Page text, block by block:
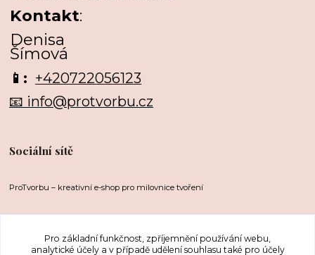
Kontakt:
Denisa
Šímová
📱: +420722056123
📧 info@protvorbu.cz
Sociální sítě
ProTvorbu – kreativní e-shop pro milovnice tvoření
Pro základní funkčnost, zpříjemnění používání webu,
analytické účely a v případě udělení souhlasu také pro účely